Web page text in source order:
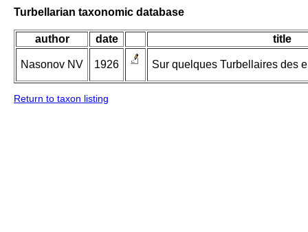
Turbellarian taxonomic database
author date title
Nasonov NV 1926 Sur quelques Turbellaires des
Return to taxon listing